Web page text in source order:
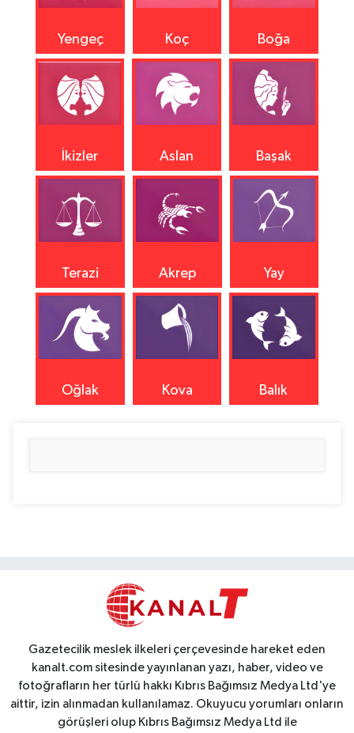
Yengeç Koç Boğa
İkizler Aslan Başak
Terazi Akrep Yay
Oğlak Kova Balık
Gazetecilik meslek ilkeleri çerçevesinde hareket eden
kanalt.com sitesinde yayınlanan yazı, haber, video ve
fotoğrafların her türlü hakkı Kıbrıs Bağımsız Medya Ltd'ye
aittir, izin alınmadan kullanılamaz. Okuyucu yorumları onların
görüşleri olup Kıbrıs Bağımsız Medya Ltd ile